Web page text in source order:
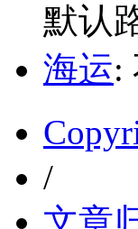
默认
海运:
/